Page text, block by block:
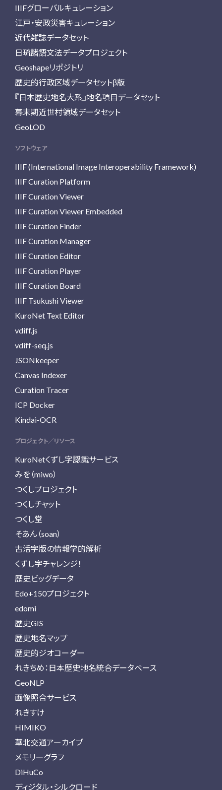
IIIFグローバルキュレーション
江戸・安政災害キュレーション
近代雑誌データセット
日琉諸語文法データプロジェクト
Geoshapeリポジトリ
歴史的行政区域データセットβ版
『日本歴史地名大系』地名項目データセット
幕末期近世村領域データセット
GeoLOD
ソフトウェア
IIIF (International Image Interoperability Framework)
IIIF Curation Platform
IIIF Curation Viewer
IIIF Curation Viewer Embedded
IIIF Curation Finder
IIIF Curation Manager
IIIF Curation Editor
IIIF Curation Player
IIIF Curation Board
IIIF Tsukushi Viewer
KuroNet Text Editor
vdiff.js
vdiff-seq.js
JSONkeeper
Canvas Indexer
Curation Tracer
ICP Docker
Kindai-OCR
プロジェクト／リソース
KuroNetくずし字認識サービス
みを（miwo）
つくしプロジェクト
つくしチャット
つくし堂
そあん（soan）
古活字版の情報学的解析
くずし字チャレンジ！
歴史ビッグデータ
Edo+150プロジェクト
edomi
歴史GIS
歴史地名マップ
歴史的ジオコーダー
れきちめ：日本歴史地名統合データベース
GeoNLP
画像照合サービス
れきすけ
HIMIKO
華北交通アーカイブ
メモリーグラフ
DiHuCo
ディジタル・シルクロード